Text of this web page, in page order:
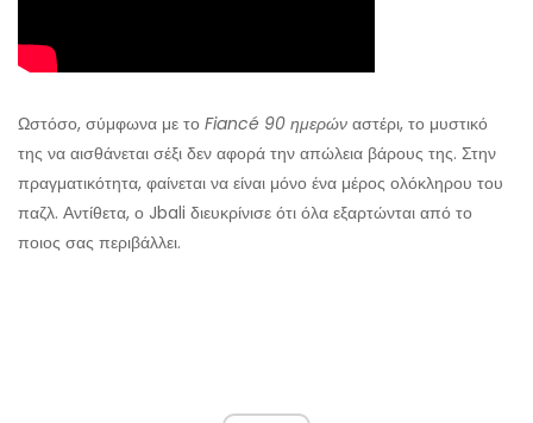
Ωστόσο, σύμφωνα με το Fiancé 90 ημερών αστέρι, το μυστικό
της να αισθάνεται σέξι δεν αφορά την απώλεια βάρους της. Στην
πραγματικότητα, φαίνεται να είναι μόνο ένα μέρος ολόκληρου του
παζλ. Αντίθετα, ο Jbali διευκρίνισε ότι όλα εξαρτώνται από το
ποιος σας περιβάλλει.